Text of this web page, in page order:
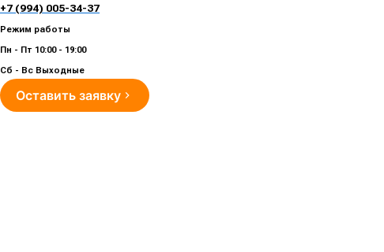
+7 (994) 005-34-37
Режим работы
Пн - Пт 10:00 - 19:00
Сб - Вс Выходные
Оставить заявку